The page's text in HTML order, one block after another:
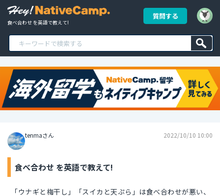
食べ合わせ を英語で教えて!
質問する
tenmaさん 2022/10/10 10:00
食べ合わせ を英語で教えて!
「ウナギと梅干し」「スイカと天ぷら」は食べ合わせが悪い、